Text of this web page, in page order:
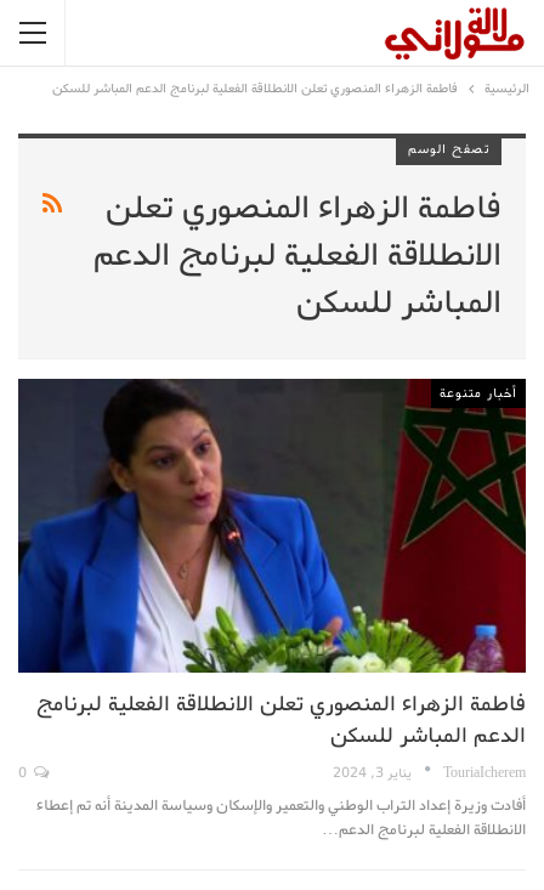
الرئيسية فاطمة الزهراء المنصوري تعلن الانطلاقة الفعلية لبرنامج الدعم المباشر للسكن
تصفح الوسم
فاطمة الزهراء المنصوري تعلن
الانطلاقة الفعلية لبرنامج الدعم
المباشر للسكن
أخبار متنوعة
فاطمة الزهراء المنصوري تعلن الانطلاقة الفعلية لبرنامج
الدعم المباشر للسكن
TouriaIcherem يناير 3, 2024
أفادت وزيرة إعداد التراب الوطني والتعمير والإسكان وسياسة المدينة أنه تم إعطاء
الانطلاقة الفعلية لبرنامج الدعم…